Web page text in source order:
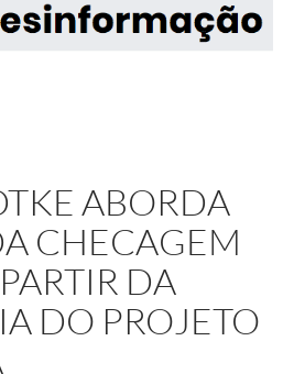
ABORDA
CHECAGEM
DA
DO PROJETO